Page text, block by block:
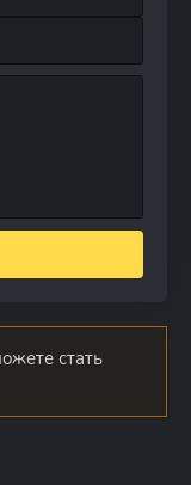
стать